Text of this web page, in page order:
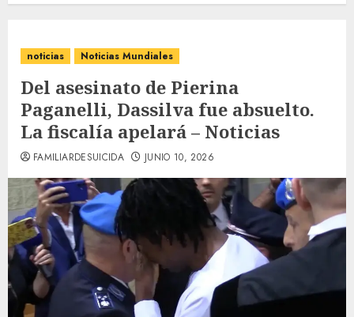
noticias Noticias Mundiales
Del asesinato de Pierina
Paganelli, Dassilva fue absuelto.
La fiscalía apelará – Noticias
FAMILIARDESUICIDA JUNIO 10, 2026